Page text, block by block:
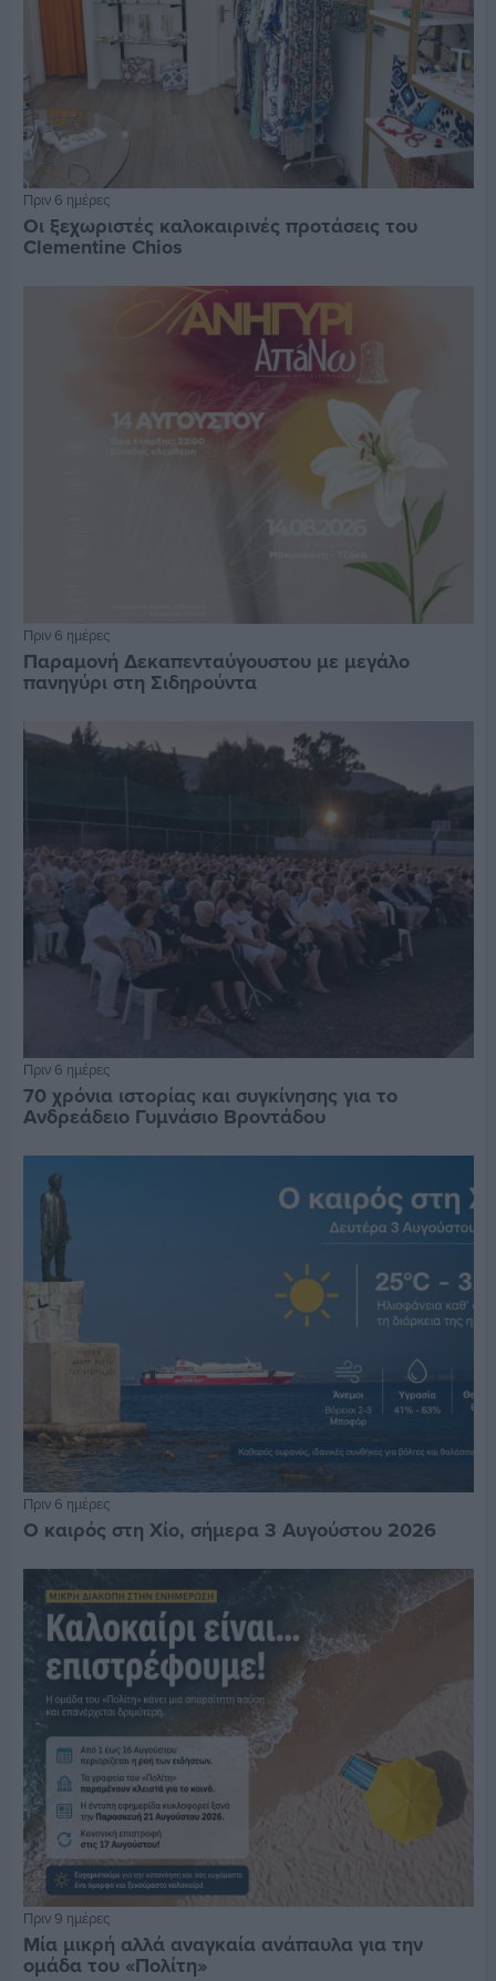
Πριν 6 ημέρες
Οι ξεχωριστές καλοκαιρινές προτάσεις του
Clementine Chios
Πριν 6 ημέρες
Παραμονή Δεκαπενταύγουστου με μεγάλο
πανηγύρι στη Σιδηρούντα
Πριν 6 ημέρες
70 χρόνια ιστορίας και συγκίνησης για το
Ανδρεάδειο Γυμνάσιο Βροντάδου
Πριν 6 ημέρες
Ο καιρός στη Χίο, σήμερα 3 Αυγούστου 2026
Πριν 9 ημέρες
Μία μικρή αλλά αναγκαία ανάπαυλα για την
ομάδα του «Πολίτη»